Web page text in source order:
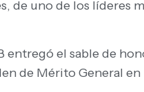
de uno de los líderes
el sable de
de Mérito General